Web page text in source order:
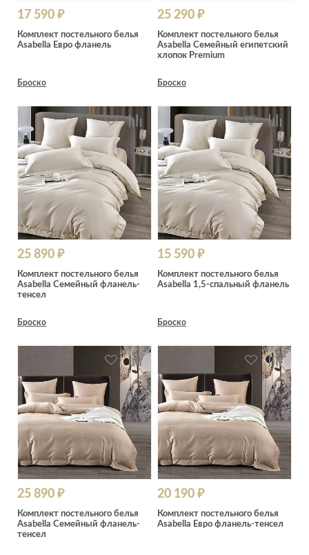
17 590 ₽
Комплект постельного белья
Asabella Евро фланель
Броско
25 290 ₽
Комплект постельного белья
Asabella Семейный египетский
хлопок Premium
Броско
25 890 ₽
Комплект постельного белья
Asabella Семейный фланель-
тенсел
Броско
15 590 ₽
Комплект постельного белья
Asabella 1,5-спальный фланель
Броско
25 890 ₽
Комплект постельного белья
Asabella Семейный фланель-
тенсел
20 190 ₽
Комплект постельного белья
Asabella Евро фланель-тенсел